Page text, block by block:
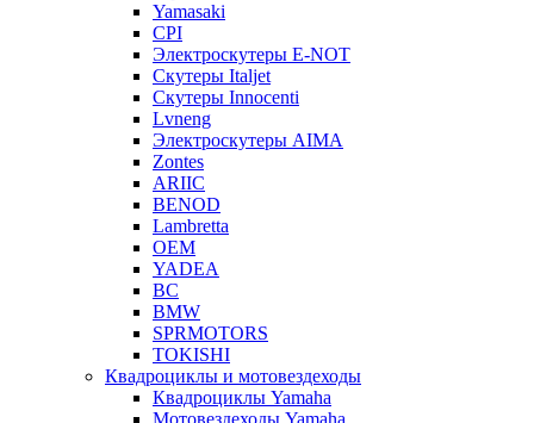
Yamasaki
CPI
Электроскутеры E-NOT
Скутеры Italjet
Скутеры Innocenti
Lvneng
Электроскутеры AIMA
Zontes
ARIIC
BENOD
Lambretta
OEM
YADEA
BC
BMW
SPRMOTORS
TOKISHI
Квадроциклы и мотовездеходы
Квадроциклы Yamaha
Мотовездеходы Yamaha